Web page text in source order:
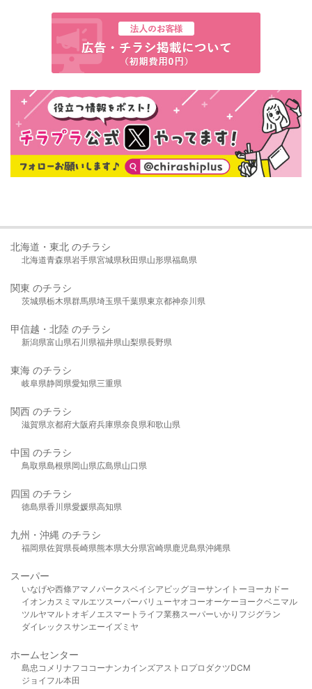
北海道・東北 のチラシ
北海道青森県岩手県宮城県秋田県山形県福島県
関東 のチラシ
茨城県栃木県群馬県埼玉県千葉県東京都神奈川県
甲信越・北陸 のチラシ
新潟県富山県石川県福井県山梨県長野県
東海 のチラシ
岐阜県静岡県愛知県三重県
関西 のチラシ
滋賀県京都府大阪府兵庫県奈良県和歌山県
中国 のチラシ
鳥取県島根県岡山県広島県山口県
四国 のチラシ
徳島県香川県愛媛県高知県
九州・沖縄 のチラシ
福岡県佐賀県長崎県熊本県大分県宮崎県鹿児島県沖縄県
スーパー
いなげや西條アマノパークスベイシア ビッグヨーサンイトーヨーカドー
イオンカスミ マルエツスーパーバリューヤオコーオーケー ヨークベニマル
ツルヤマルト オギノ エスマート ライフ業務スーパーいかり フジグラン
ダイレックスサンエーイズミヤ
ホームセンター
島忠 コメリ ナフコ コーナンカインズアストロプロダクツDCM
ジョイフル本田